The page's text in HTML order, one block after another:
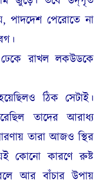
পাদদেশ পেরোতে না
রাখল লকউডকে
ঠিক সেটাই।
তাদের আরাধ্য
তারা আজও স্থির
কোনো কারণে রুষ্ট
আর বাঁচার উপায়